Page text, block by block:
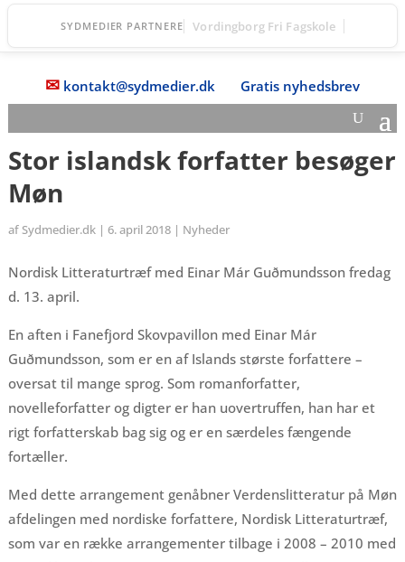
SYDMEDIER PARTNERE DGI Huset Vordingborg
✉ kontakt@sydmedier.dk Gratis nyhedsbrev
Stor islandsk forfatter besøger
Møn
af Sydmedier.dk| 6. april 2018| Nyheder
Nordisk Litteraturtræf med Einar Már Guðmundsson fredag
d. 13. april.
En aften i Fanefjord Skovpavillon med Einar Már
Guðmundsson, som er en af Islands største forfattere –
oversat til mange sprog. Som romanforfatter,
novelleforfatter og digter er han uovertruffen, han har et
rigt forfatterskab bag sig og er en særdeles fængende
fortæller.
Med dette arrangement genåbner Verdenslitteratur på Møn
afdelingen med nordiske forfattere, Nordisk Litteraturtræf,
som var en række arrangementer tilbage i 2008 – 2010 med